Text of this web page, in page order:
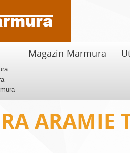
Magazin Marmura
ARAMIE